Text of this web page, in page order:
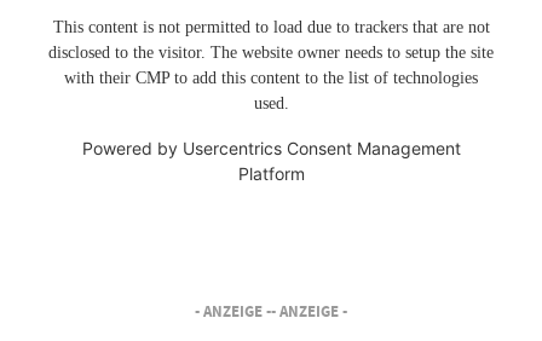
This content is not permitted to load due to trackers that are not
disclosed to the visitor. The website owner needs to setup the site
with their CMP to add this content to the list of technologies
used.
Powered by Usercentrics Consent Management
Platform
- ANZEIGE -- ANZEIGE -